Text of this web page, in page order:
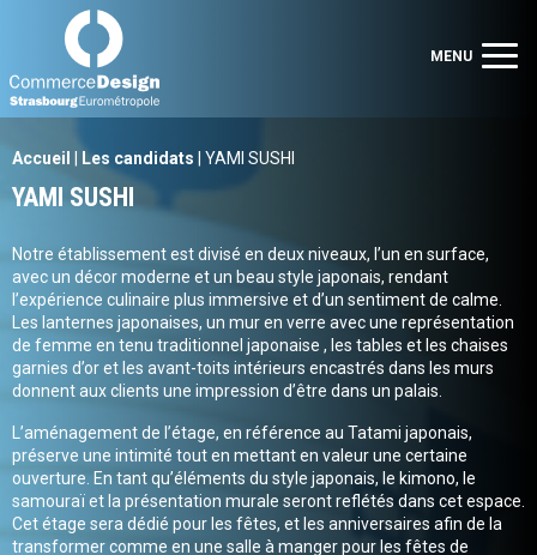
Commerce Design Strasbourg Eurométropole
MENU
Accueil Les candidats YAMI SUSHI
YAMI SUSHI
Notre établissement est divisé en deux niveaux, l’un en surface,
avec un décor moderne et un beau style japonais, rendant
l’expérience culinaire plus immersive et d’un sentiment de calme.
Les lanternes japonaises, un mur en verre avec une représentation
de femme en tenu traditionnel japonaise , les tables et les chaises
garnies d’or et les avant-toits intérieurs encastrés dans les murs
donnent aux clients une impression d’être dans un palais.
L’aménagement de l’étage, en référence au Tatami japonais,
préserve une intimité tout en mettant en valeur une certaine
ouverture. En tant qu’éléments du style japonais, le kimono, le
samouraï et la présentation murale seront reflétés dans cet espace.
Cet étage sera dédié pour les fêtes, et les anniversaires afin de la
transformer comme en une salle à manger pour les fêtes de